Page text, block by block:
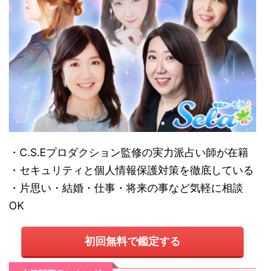
・C.S.Eプロダクション監修の実力派占い師が在籍
・セキュリティと個人情報保護対策を徹底している
・片思い・結婚・仕事・将来の事など気軽に相談
OK
初回無料で鑑定する